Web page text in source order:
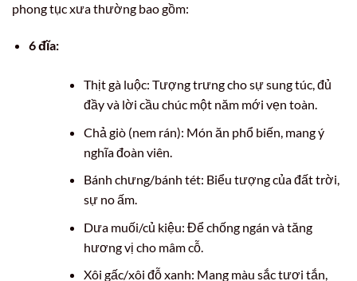
phong tục xưa thường bao gồm:
6 đĩa:
Thịt gà luộc: Tượng trưng cho sự sung túc, đủ
đầy và lời cầu chúc một năm mới vẹn toàn.
Chả giò (nem rán): Món ăn phổ biến, mang ý
nghĩa đoàn viên.
Bánh chưng/bánh tét: Biểu tượng của đất trời,
sự no ấm.
Dưa muối/củ kiệu: Để chống ngán và tăng
hương vị cho mâm cỗ.
Xôi gấc/xôi đỗ xanh: Mang màu sắc tươi tắn,